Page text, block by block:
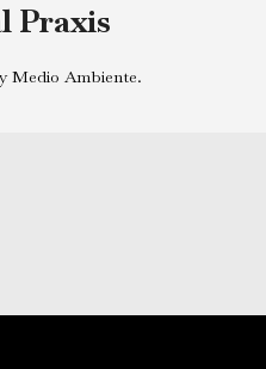
Praxis
Medio Ambiente.